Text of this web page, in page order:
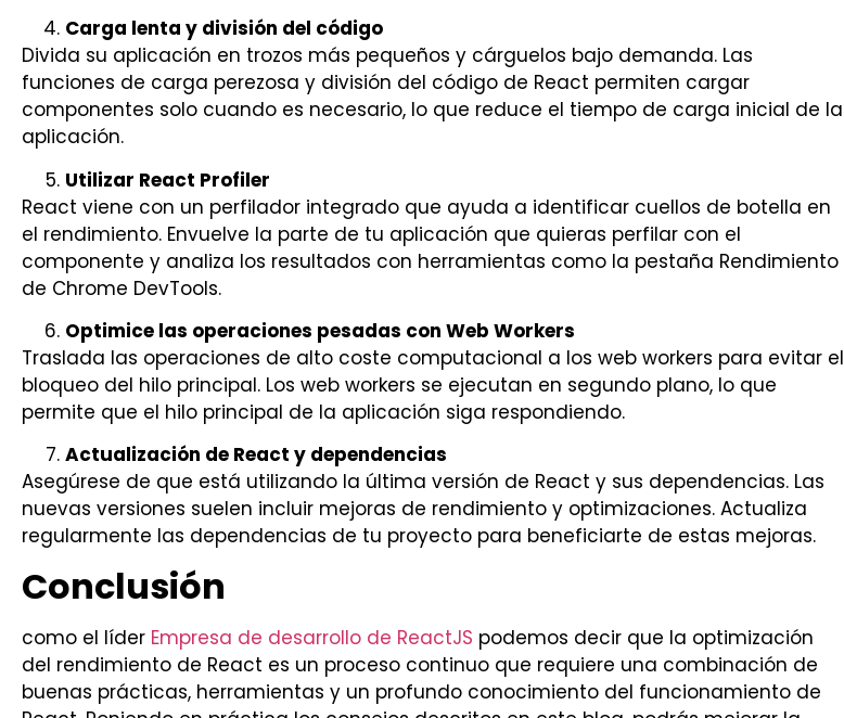
Carga lenta y división del código
Divida su aplicación en trozos más pequeños y cárguelos bajo demanda. Las
funciones de carga perezosa y división del código de React permiten cargar
componentes solo cuando es necesario, lo que reduce el tiempo de carga inicial de la
aplicación.
Utilizar React Profiler
React viene con un perfilador integrado que ayuda a identificar cuellos de botella en
el rendimiento. Envuelve la parte de tu aplicación que quieras perfilar con el
componente y analiza los resultados con herramientas como la pestaña Rendimiento
de Chrome DevTools.
Optimice las operaciones pesadas con Web Workers
Traslada las operaciones de alto coste computacional a los web workers para evitar el
bloqueo del hilo principal. Los web workers se ejecutan en segundo plano, lo que
permite que el hilo principal de la aplicación siga respondiendo.
Actualización de React y dependencias
Asegúrese de que está utilizando la última versión de React y sus dependencias. Las
nuevas versiones suelen incluir mejoras de rendimiento y optimizaciones. Actualiza
regularmente las dependencias de tu proyecto para beneficiarte de estas mejoras.
Conclusión
como el líder Empresa de desarrollo de ReactJS podemos decir que la optimización
del rendimiento de React es un proceso continuo que requiere una combinación de
buenas prácticas, herramientas y un profundo conocimiento del funcionamiento de